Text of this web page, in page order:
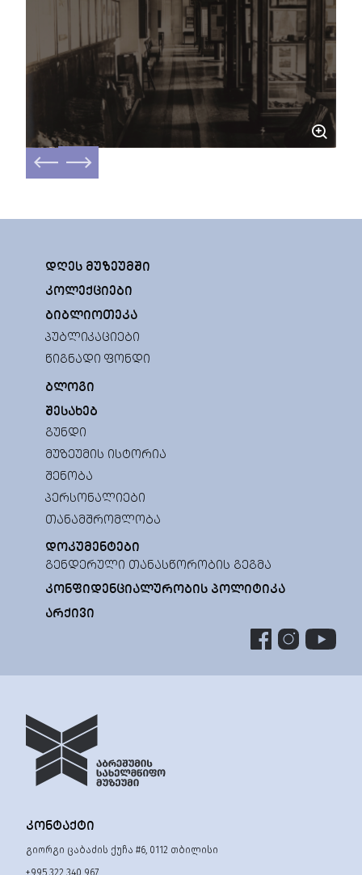
ᲓᲦᲔᲡ ᲛᲣᲖᲔᲣᲛᲨᲘ
ᲙᲝᲚᲔᲥᲪᲘᲔᲑᲘ
ᲑᲘᲑᲚᲘᲝᲗᲔᲙᲐ
ᲞᲣᲑᲚᲘᲙᲐᲪᲘᲔᲑᲘ
ᲬᲘᲒᲜᲐᲓᲘ ᲤᲝᲜᲓᲘ
ᲑᲚᲝᲒᲘ
ᲨᲔᲡᲐᲮᲔᲑ
ᲒᲣᲜᲓᲘ
ᲛᲣᲖᲔᲣᲛᲘᲡ ᲘᲡᲢᲝᲠᲘᲐ
ᲨᲔᲜᲝᲑᲐ
ᲞᲔᲠᲡᲝᲜᲐᲚᲘᲔᲑᲘ
ᲗᲐᲜᲐᲛᲨᲠᲝᲛᲚᲝᲑᲐ
ᲓᲝᲙᲣᲛᲔᲜᲢᲔᲑᲘ
ᲒᲔᲜᲓᲔᲠᲣᲚᲘ ᲗᲐᲜᲐᲡᲬᲝᲠᲝᲑᲘᲡ ᲒᲔᲒᲛᲐ
ᲙᲝᲜᲤᲘᲓᲔᲜᲪᲘᲐᲚᲣᲠᲝᲑᲘᲡ ᲞᲝᲚᲘᲢᲘᲙᲐ
ᲐᲠᲥᲘᲕᲘ
ᲙᲝᲜᲢᲐᲥᲢᲘ
გიორგი ცაბაძის ქუჩა #6, 0112 თბილისი